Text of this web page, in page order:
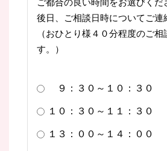
ご都合の良い時間をお選びくだ
後日、ご相談日時についてご連
（おひとり様４０分程度のご相
す。）
９：３０～１０：３０
１０：３０～１１：３０
１３：００～１４：００